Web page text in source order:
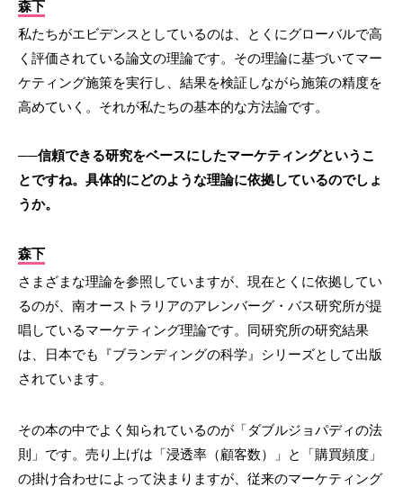
森下
私たちがエビデンスとしているのは、とくにグローバルで高
く評価されている論文の理論です。その理論に基づいてマー
ケティング施策を実行し、結果を検証しながら施策の精度を
高めていく。それが私たちの基本的な方法論です。
──信頼できる研究をベースにしたマーケティングというこ
とですね。具体的にどのような理論に依拠しているのでしょ
うか。
森下
さまざまな理論を参照していますが、現在とくに依拠してい
るのが、南オーストラリアのアレンバーグ・バス研究所が提
唱しているマーケティング理論です。同研究所の研究結果
は、日本でも『ブランディングの科学』シリーズとして出版
されています。
その本の中でよく知られているのが「ダブルジョパディの法
則」です。売り上げは「浸透率（顧客数）」と「購買頻度」
の掛け合わせによって決まりますが、従来のマーケティング